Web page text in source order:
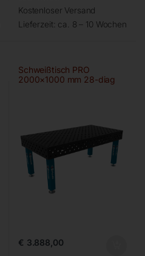
Kostenloser Versand
Lieferzeit: ca. 8 – 10 Wochen
Schweißtisch PRO
2000×1000 mm 28-diag
€ 3.888,00